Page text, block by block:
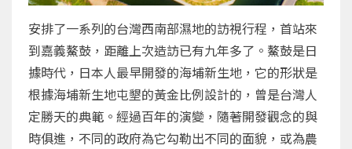
安排了一系列的台灣西南部濕地的訪視行程，首站來
到嘉義鰲鼓，距離上次造訪已有九年多了。鰲鼓是日
據時代，日本人最早開發的海埔新生地，它的形狀是
根據海埔新生地屯墾的黃金比例設計的，曾是台灣人
定勝天的典範。經過百年的演變，隨著開發觀念的與
時俱進，不同的政府為它勾勒出不同的面貌，或為農